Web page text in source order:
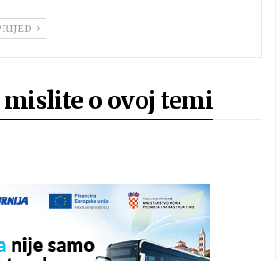
mislite o ovoj temi